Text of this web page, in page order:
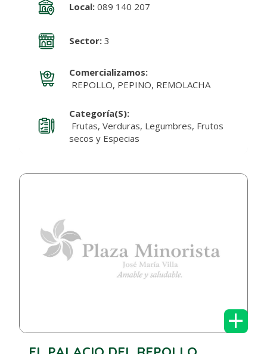
Local:089 140 207
Sector:3
Comercializamos:
REPOLLO, PEPINO, REMOLACHA
Categoría(s):
Frutas, Verduras, Legumbres, Frutos
secos y Especias
+